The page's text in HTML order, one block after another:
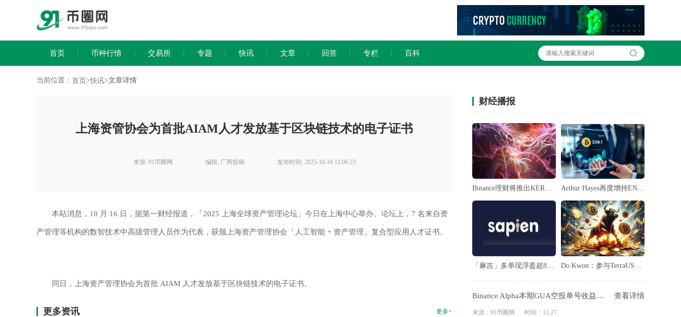
首页 币种行情 交易所 专题 快讯 文章 回答 专栏 百科
当前位置： 首页>快讯>文章详情
上海资管协会为首批AIAM人才发放基于区块链技术的电子证书
来源: 91币圈网 编辑: 厂商投稿 发布时间: 2025-10-16 11:06:23
本站消息，10 月 16 日，据第一财经报道，「2025 上海全球资产管理论坛」今日在上海中心举办。论坛上，7 名来自资
产管理等机构的数智技术中高级管理人员作为代表，获颁上海资产管理协会「人工智能 + 资产管理」复合型应用人才证书。
同日，上海资产管理协会为首批 AIAM 人才发放基于区块链技术的电子证书。
更多资讯 更多+
财经播报
Binance理财将推出KERNEL保本赚币产品 Arthur Hayes再度增持ENA与ETHFI
「麻吉」多单现浮盈超85万美元 Do Kwon：参与TerraUSD稳定币崩盘欺诈案判刑不应超过五年
Binance Alpha本期GUA空投单号收益约54美元 查看详情
来源：91币圈网 时间：11-27